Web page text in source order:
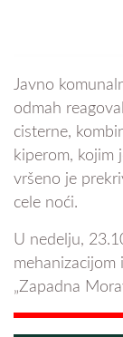
Javno
odmah
cisterne,
kiperom, kojim
vršeno je
cele noći.
U nedelju,
mehanizacijom
„Zapadna